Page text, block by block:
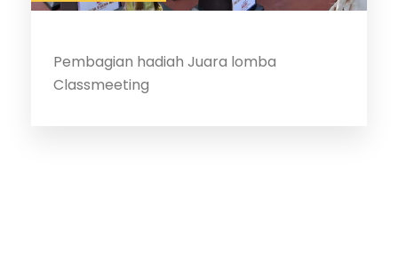
Pembagian hadiah Juara lomba
Classmeeting